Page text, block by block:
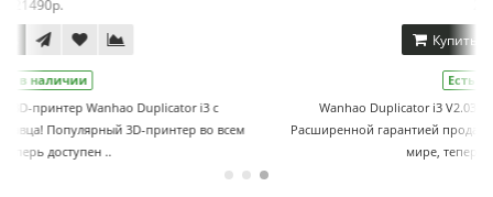
Wanhao Duplicator i3 V2.03D-принтер Wanhao Duplicator i3 c
Расширенной гарантией продавца! Популярный 3D-принтер во всем